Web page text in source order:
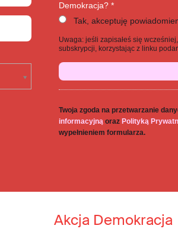
Demokracja? *
Tak, akceptuję
Uwaga: jeśli zapisałeś się
subskrypcji, korzystając z linku
Twoja zgoda na przetwarzanie
informacyjną oraz Polityką
wypełnieniem formularza.
Akcja Demokracja